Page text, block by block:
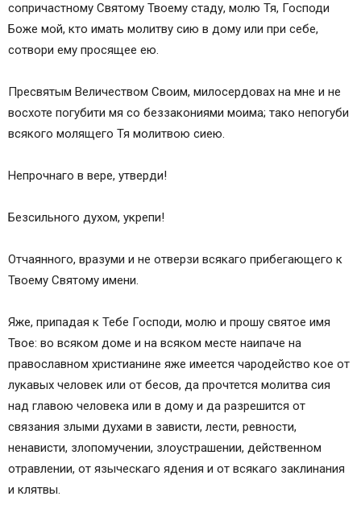
сопричастному Святому Твоему стаду, молю Тя, Господи
Боже мой, кто имать молитву сию в дому или при себе,
сотвори ему просящее ею.
Пресвятым Величеством Своим, милосердовах на мне и не
восхоте погубити мя со беззакониями моима; тако непогуби
всякого молящего Тя молитвою сиею.
Непрочнаго в вере, утверди!
Безсильного духом, укрепи!
Отчаянного, вразуми и не отверзи всякаго прибегающего к
Твоему Святому имени.
Яже, припадая к Тебе Господи, молю и прошу святое имя
Твое: во всяком доме и на всяком месте наипаче на
православном христианине яже имеется чародейство кое от
лукавых человек или от бесов, да прочтется молитва сия
над главою человека или в дому и да разрешится от
связания злыми духами в зависти, лести, ревности,
ненависти, злопомучении, злоустрашении, действенном
отравлении, от языческаго ядения и от всякаго заклинания
и клятвы.